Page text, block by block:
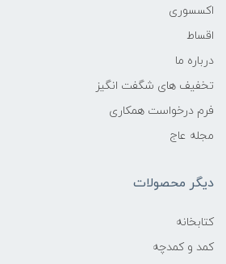
اکسسوری
اقساط
درباره ما
تخفیف های شگفت انگیز
فرم درخواست همکاری
مجله عاج
دیگر محصولات
کتابخانه
کمد و کمدچه